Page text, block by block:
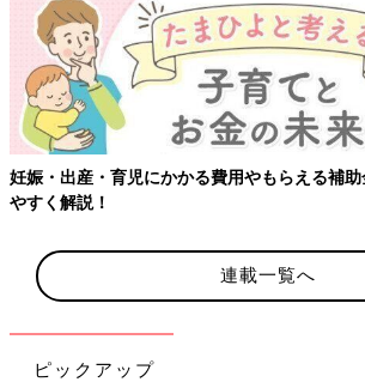
妊娠・出産・育児にかかる費用やもらえる補
やすく解説！
連載一覧へ
ピックアップ